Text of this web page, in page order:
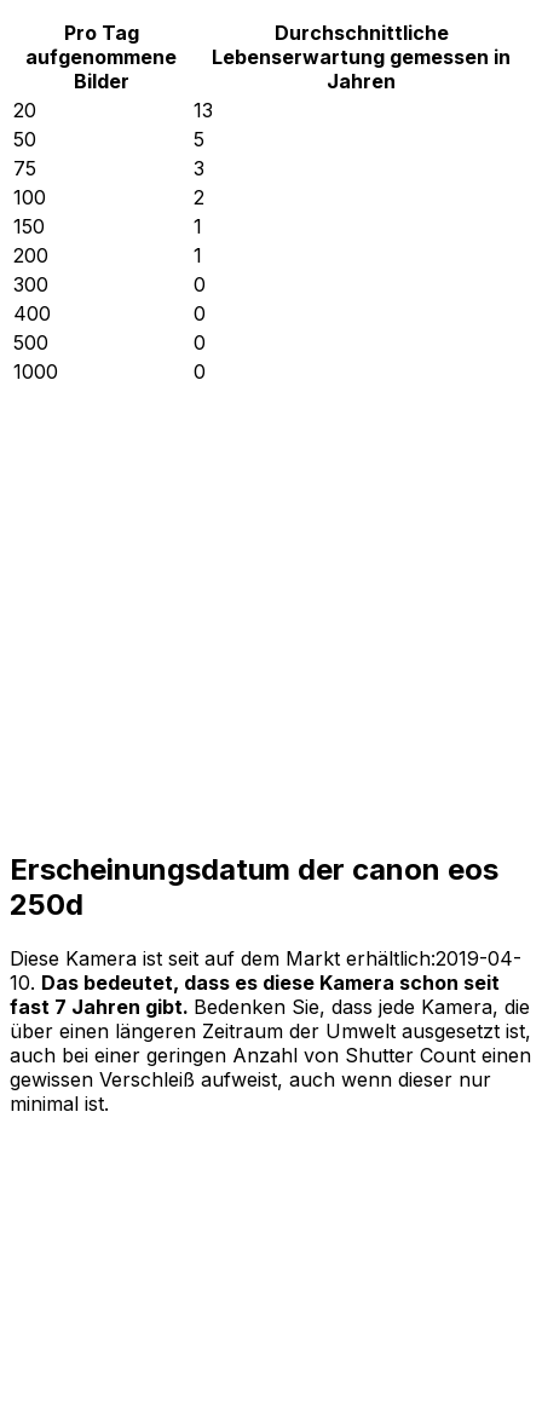
Pro Tag
aufgenommene
Bilder
Durchschnittliche
Lebenserwartung gemessen in
Jahren
20
13
50
5
75
3
100
2
150
1
200
1
300
0
400
0
500
0
1000
0
Erscheinungsdatum der canon eos
250d
Diese Kamera ist seit auf dem Markt erhältlich:2019-04-
10. Das bedeutet, dass es diese Kamera schon seit
fast 7 Jahren gibt. Bedenken Sie, dass jede Kamera, die
über einen längeren Zeitraum der Umwelt ausgesetzt ist,
auch bei einer geringen Anzahl von Shutter Count einen
gewissen Verschleiß aufweist, auch wenn dieser nur
minimal ist.